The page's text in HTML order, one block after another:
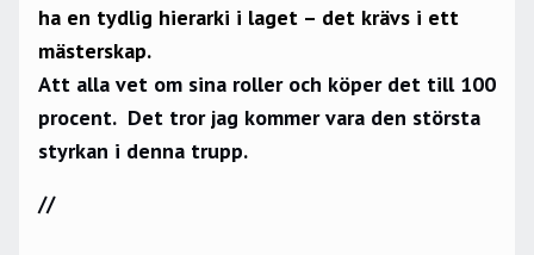
ha en tydlig hierarki i laget – det krävs i ett
mästerskap.
Att alla vet om sina roller och köper det till 100
procent. Det tror jag kommer vara den största
styrkan i denna trupp.
//